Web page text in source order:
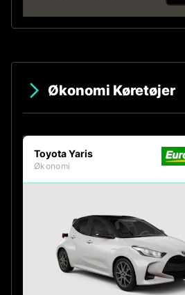
Økonomi Køretøjer
Toyota Yaris
Økonomi